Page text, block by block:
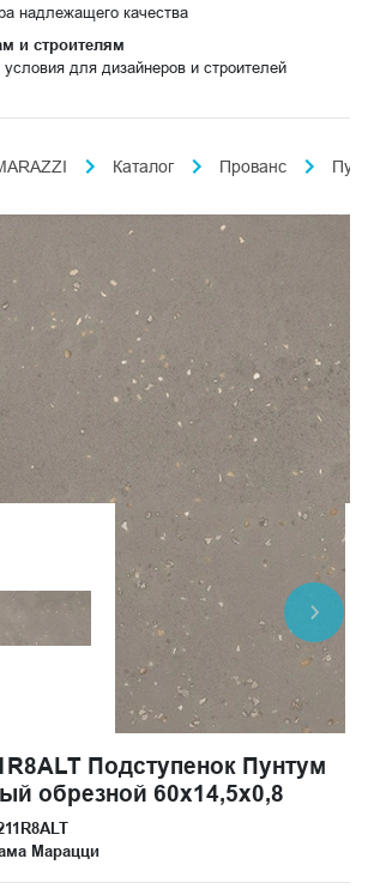
надлежащего качества
и строителям
для дизайнеров и строителей
Каталог Прованс
Подступенок Пунтум
обрезной 60x14,5x0,8
Марацци